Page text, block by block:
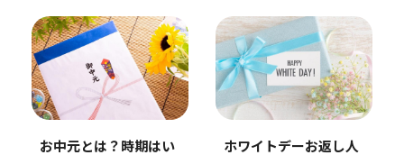
お中元とは？時期はい ホワイトデーお返し人